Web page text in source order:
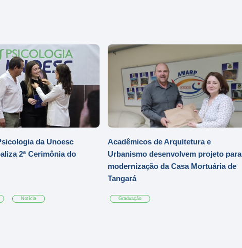
da Unoesc
2ª Cerimônia do
Notícia
Acadêmicos de Arquitetura e
Urbanismo desenvolvem projeto para
modernização da Casa Mortuária de
Tangará
Graduação